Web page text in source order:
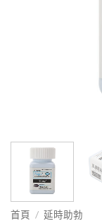
首頁 / 延時助勃